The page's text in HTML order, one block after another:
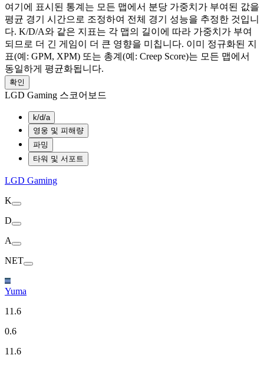
여기에 표시된 통계는 모든 맵에서 분당 가중치가 부여된 값을
평균 경기 시간으로 조정하여 전체 경기 성능을 추정한 것입니
다. K/D/A와 같은 지표는 각 맵의 길이에 따라 가중치가 부여
되므로 더 긴 게임이 더 큰 영향을 미칩니다. 이미 정규화된 지
표(예: GPM, XPM) 또는 총계(예: Creep Score)는 모든 맵에서
동일하게 평균화됩니다.
확인
LGD Gaming 스코어보드
k/d/a
영웅 및 피해량
파밍
타워 및 서포트
LGD Gaming
K
D
A
NET
Yuma
11.6
0.6
11.6